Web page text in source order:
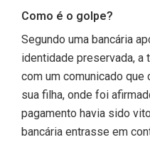
Como é o golpe?
Segundo uma bancária
identidade preservada, a
com um comunicado que
sua filha, onde foi
pagamento havia sido
bancária entrasse em